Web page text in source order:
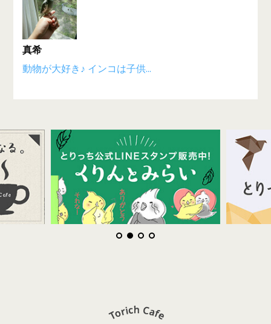
真希
動物が大好き♪ インコは子供...